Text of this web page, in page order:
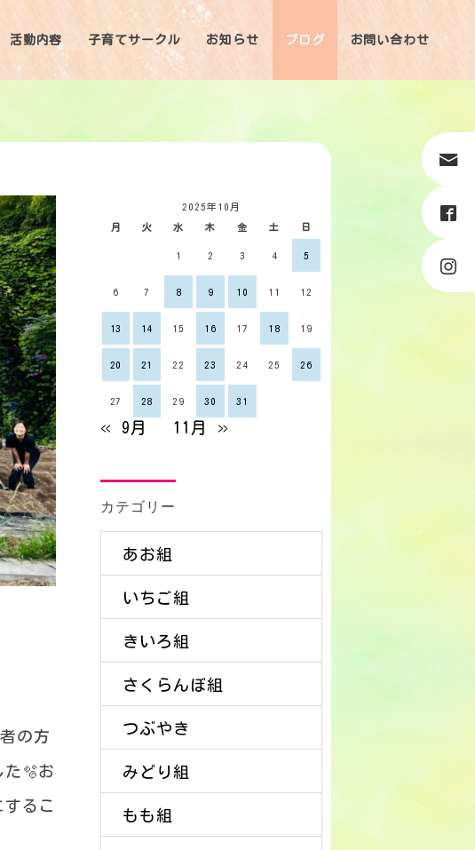
活動内容 子育てサークル お知らせ ブログ お問い合わせ
の方
🫧お
るこ
2025年10月
月 火 水 木 金 土 日
1 2 3 4 5
6 7 8 9 10 11 12
13 14 15 16 17 18 19
20 21 22 23 24 25 26
27 28 29 30 31
« 9月 11月 »
カテゴリー
あお組
いちご組
きいろ組
さくらんぼ組
つぶやき
みどり組
もも組